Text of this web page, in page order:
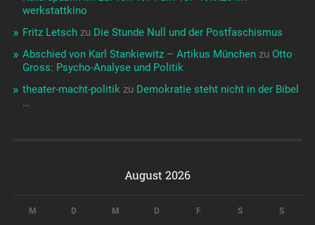
werkstattkino
Fritz Letschzu Die Stunde Null und der Postfaschismus
Abschied von Karl Stankiewitz – Artikus Münchenzu Otto
Gross: Psycho-Analyse und Politik
theater-macht-politikzu Demokratie steht nicht in der Bibel
…
August 2026
M D M D F S S